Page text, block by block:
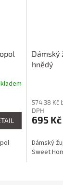
Dámský
hnědý
574,38 Kč
DPH
695 Kč
Dámský
Sweet